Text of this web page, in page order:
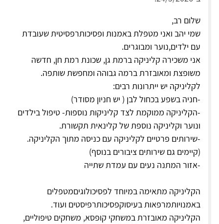
שלום רב,
שמי יהב ואני מטפלת באמנות ופסיכותרפסיטית שעובדת
עם ילדים,נוער ומבוגרים.
אני משכירה קליניקה ברמת גן, שכונת רמת חן, חדשה
משופצת ומאובזרת ברמה גבוהה ומחפשת שותפה.
לקליניקה יש ייתרונות רבים:
-חניה בשפע בכחול לבן ( יש חניון מסודר)
-הקליניקה ממוקמת לצד קליניקות נוספות- טיפול בילדים
ונוער וקליניקה נוספת של קלינאית תקשורת.
-שירותים פרטיים לקליניקה עם כניסה מתוך הקליניקה.
(קיימים גם שירותים ציבורים בנוסף)
-אזור המתנה נעים עם עמדת שתייה
הקליניקה מתאימה במיוחד לפסיכולוגיםמטפלים
באמנויותמרפאות בעיסוקפסיכותרפיסטים ועוד.
הקליניקה מאובזרת במשחקי קופסא, משחקים טיפוליים,